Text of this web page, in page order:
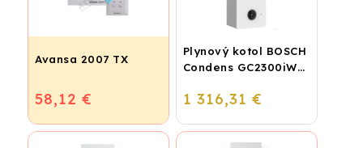
Avansa 2007 TX
58,12 €
Plynový kotol BOSCH
Condens GC2300iW
kondenzačný
1 316,31 €